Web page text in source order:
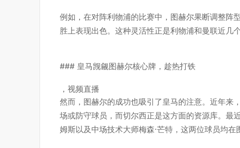
例如，在对阵利物浦的比赛中，图赫尔果断调整阵
胜上表现出色。这种灵活性正是利物浦和曼联近几
### 皇马觊觎图赫尔核心牌，趁热打铁
， 视频直播
然而，图赫尔的成功也吸引了皇马的注意。近年来
场或防守球员，而切尔西正是这方面的资源库。最
姆斯以及中场技术大师梅森·芒特，这两位球员均在